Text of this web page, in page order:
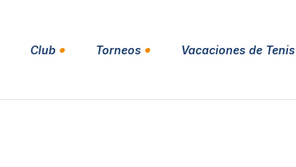
Club Torneos Vacaciones de